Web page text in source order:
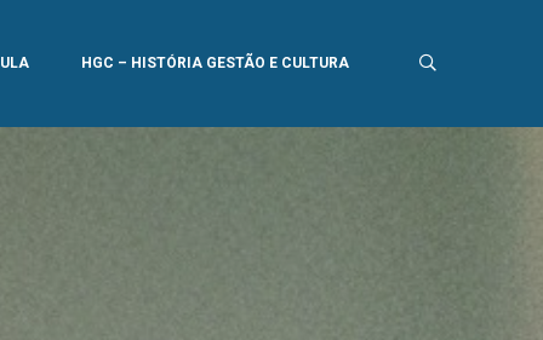
HGC – HISTÓRIA GESTÃO E CULTURA